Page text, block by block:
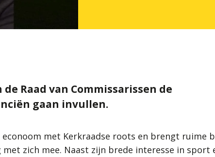
Raad van Commissarissen de
gaan invullen.
econoom met Kerkraadse roots en brengt ruime
met zich mee. Naast zijn brede interesse in sport